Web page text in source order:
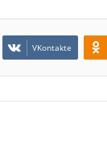
VKontakte